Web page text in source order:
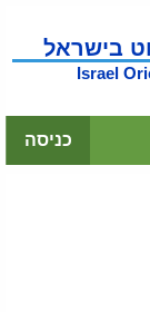
בישראל
Israel
כניסה